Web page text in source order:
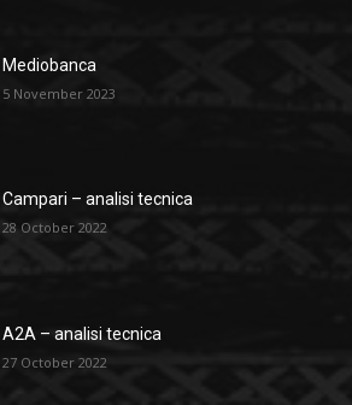
Mediobanca
5 November 2023
Campari – analisi tecnica
28 October 2022
A2A – analisi tecnica
27 October 2022